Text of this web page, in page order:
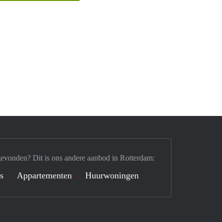
Dit is ons andere aanbod in Rotterdam:
Appartementen Huurwoningen